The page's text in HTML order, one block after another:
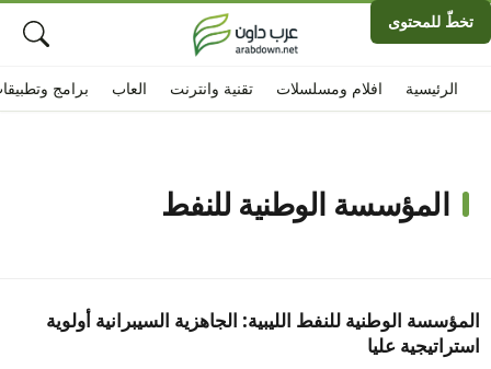
تخطّ للمحتوى
الرئيسية افلام ومسلسلات تقنية وانترنت العاب برامج
المؤسسة الوطنية للنفط
المؤسسة الوطنية للنفط الليبية: الجاهزية السيبرانية أولوية
استراتيجية عليا